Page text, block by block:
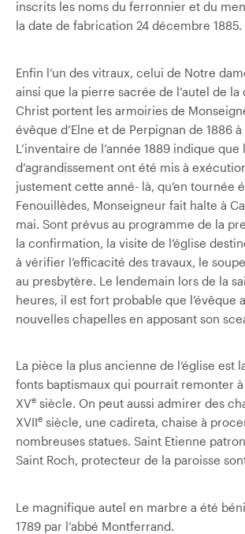
inscrits les noms du ferronnier et du
la date de fabrication 24 décembre 1885.
Enfin l’un des vitraux, celui de Notre
ainsi que la pierre sacrée de l’autel de la
Christ portent les armoiries de
évêque d’Elne et de Perpignan de 1886 à
L’inventaire de l’année 1889 indique que
d’agrandissement ont été mis à
justement cette anné- là, qu’en tournée
Fenouillèdes, Monseigneur fait halte à
mai. Sont prévus au programme de la
la confirmation, la visite de l’église
à vérifier l’efficacité des travaux, le
au presbytère. Le lendemain lors de la
heures, il est fort probable que l’évêque
nouvelles chapelles en apposant son
La pièce la plus ancienne de l’église est
fonts baptismaux qui pourrait remonter à
XVe siècle. On peut aussi admirer des
XVIIe siècle, une cadireta, chaise à
nombreuses statues. Saint Etienne
Saint Roch, protecteur de la paroisse
Le magnifique autel en marbre a été
1789 par l’abbé Montferrand.